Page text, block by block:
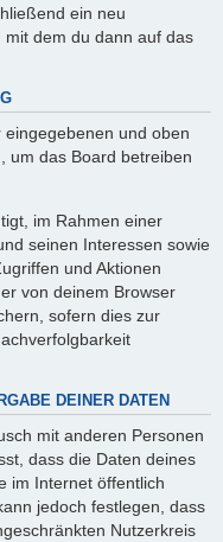
ein neu
dem du dann auf das
und oben
um das Board betreiben
im Rahmen einer
seinen Interessen sowie
und Aktionen
von deinem Browser
sofern dies zur
DEINER DATEN
mit anderen Personen
dass die Daten deines
im Internet öffentlich
jedoch festlegen, dass
Nutzerkreis